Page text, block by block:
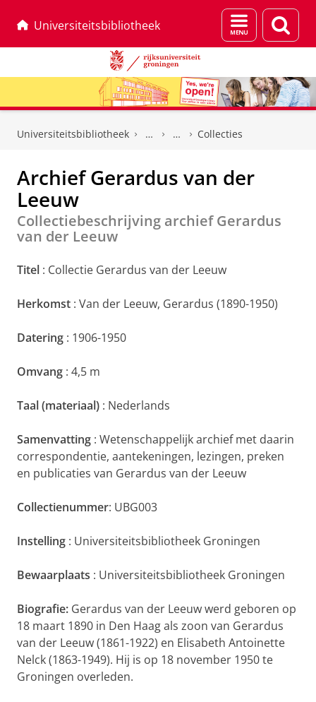
Universiteitsbibliotheek
Menu
en
Universiteitsbibliotheek Collecties
Archief Gerardus van der
Leeuw
Collectiebeschrijving archief Gerardus
van der Leeuw
Titel : Collectie Gerardus van der Leeuw
Herkomst : Van der Leeuw, Gerardus (1890-1950)
Datering : 1906-1950
Omvang : 4,5 m
Taal (materiaal) : Nederlands
Samenvatting : Wetenschappelijk archief met daarin
correspondentie, aantekeningen, lezingen, preken
en publicaties van Gerardus van der Leeuw
Collectienummer: UBG003
Instelling : Universiteitsbibliotheek Groningen
Bewaarplaats : Universiteitsbibliotheek Groningen
Biografie: Gerardus van der Leeuw werd geboren op
18 maart 1890 in Den Haag als zoon van Gerardus
van der Leeuw (1861-1922) en Elisabeth Antoinette
Nelck (1863-1949). Hij is op 18 november 1950 te
Groningen overleden.